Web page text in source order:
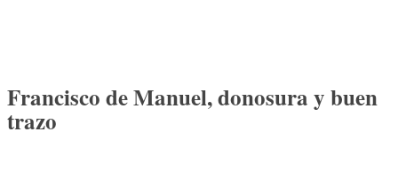
Francisco de Manuel, donosura y buen
trazo